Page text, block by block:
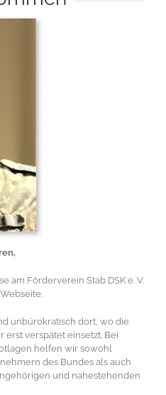
am Förderverein Stab DSK e. V.
unbürokratisch dort, wo die
verspätet ein­setzt. Bei
helfen wir sowohl
des Bundes als auch
und nahestehenden